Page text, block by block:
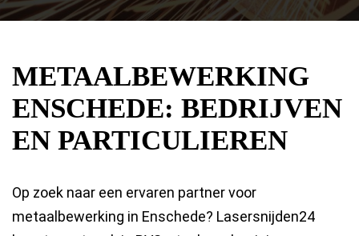
METAALBEWERKING
ENSCHEDE: BEDRIJVEN
EN PARTICULIEREN
Op zoek naar een ervaren partner voor
metaalbewerking in Enschede? Lasersnijden24